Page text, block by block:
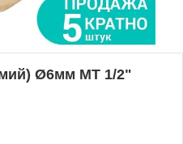
Ø6мм МТ 1/2"